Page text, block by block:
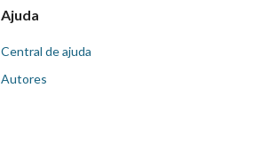
Ajuda
Central de ajuda
Autores